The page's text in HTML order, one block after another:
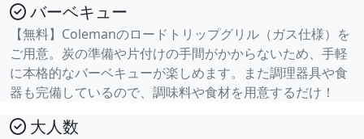
バーベキュー
【無料】Colemanのロードトリップグリル（ガス仕様）を
ご用意。炭の準備や片付けの手間がかからないため、手軽
に本格的なバーベキューが楽しめます。また調理器具や食
器も完備しているので、調味料や食材を用意するだけ！
大人数